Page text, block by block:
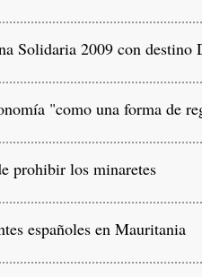
Solidaria 2009 con destino
"como una forma de
prohibir los minaretes
españoles en Mauritania